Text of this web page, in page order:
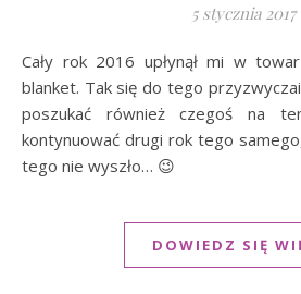
5 stycznia 2017
Cały rok 2016 upłynął mi w towarzystwie temperature
blanket. Tak się do tego
poszukać również czegoś na
kontynuować drugi rok tego
tego nie wyszło… 😉
DOWIEDZ SIĘ